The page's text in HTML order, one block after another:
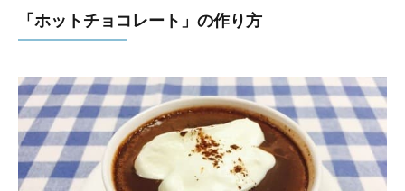
「ホットチョコレート」の作り方